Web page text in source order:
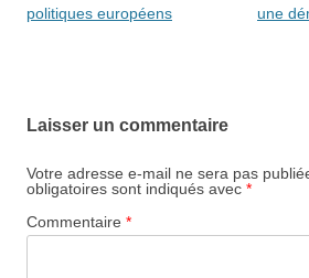
articles
politiques européens
une
Laisser un commentaire
Votre adresse e-mail ne sera pas
obligatoires sont indiqués avec *
Commentaire *